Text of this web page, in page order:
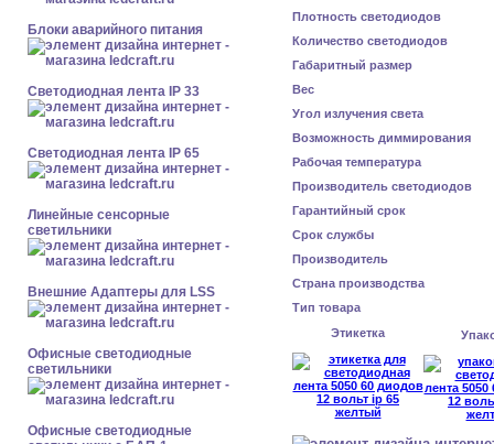
Блоки аварийного питания
Светодиодная лента IP 33
Светодиодная лента IP 65
Линейные сенсорные
светильники
Внешние Адаптеры для LSS
Офисные светодиодные
светильники
Офисные светодиодные
Плотность светодиодов
Количество светодиодов
Габаритный размер
Вес
Угол излучения света
Возможность диммирования
Рабочая температура
Производитель светодиодов
Гарантийный срок
Срок службы
Производитель
Страна производства
Тип товара
Этикетка